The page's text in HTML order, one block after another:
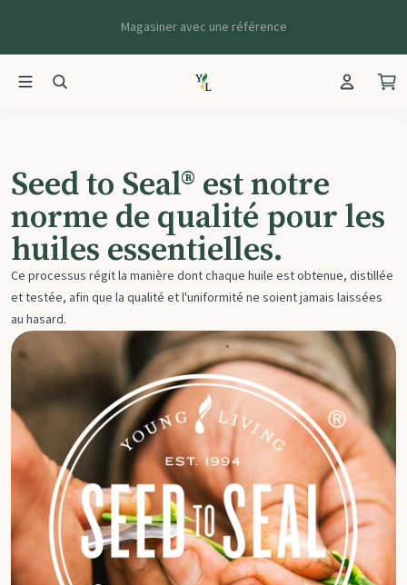
Magasiner avec une référence
Seed to Seal® est notre
norme de qualité pour les
huiles essentielles.
Ce processus régit la manière dont chaque huile est obtenue, distillée
et testée, afin que la qualité et l'uniformité ne soient jamais laissées
au hasard.